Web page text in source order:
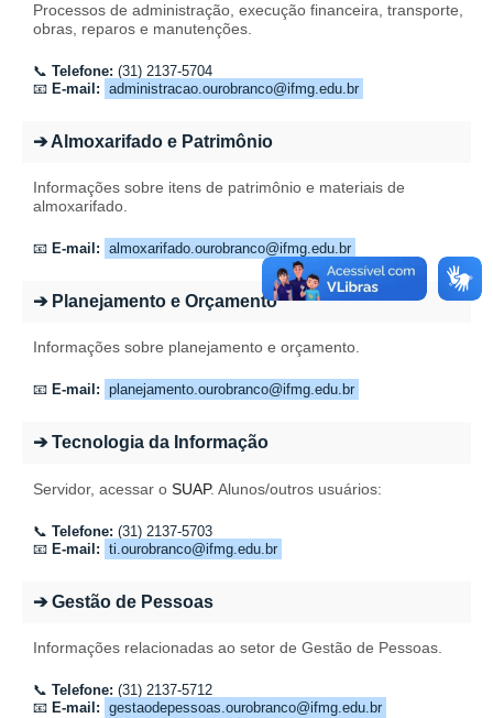
Processos de administração, execução financeira, transporte,
obras, reparos e manutenções.
📞 Telefone: (31) 2137-5704
📧 E-mail: administracao.ourobranco@ifmg.edu.br
➔ Almoxarifado e Patrimônio
Informações sobre itens de patrimônio e materiais de
almoxarifado.
📧 E-mail: almoxarifado.ourobranco@ifmg.edu.br
➔ Planejamento e Orçamento
Informações sobre planejamento e orçamento.
📧 E-mail: planejamento.ourobranco@ifmg.edu.br
➔ Tecnologia da Informação
Servidor, acessar o SUAP. Alunos/outros usuários:
📞 Telefone: (31) 2137-5703
📧 E-mail: ti.ourobranco@ifmg.edu.br
➔ Gestão de Pessoas
Informações relacionadas ao setor de Gestão de Pessoas.
📞 Telefone: (31) 2137-5712
📧 E-mail: gestaodepessoas.ourobranco@ifmg.edu.br